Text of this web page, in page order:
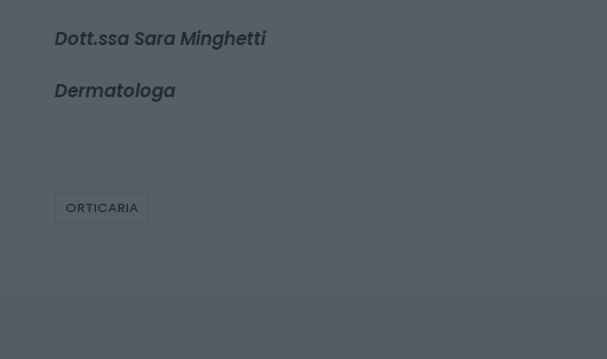
Dott.ssa Sara Minghetti
Dermatologa
ORTICARIA